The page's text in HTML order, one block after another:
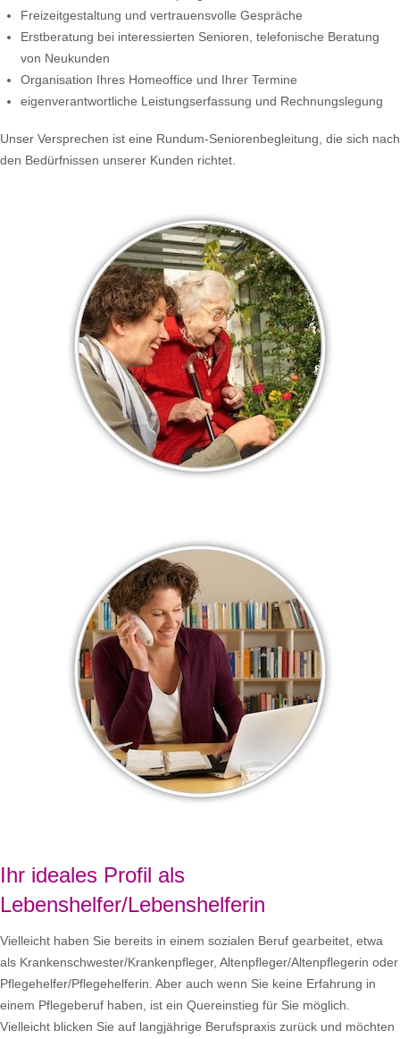
Freizeitgestaltung und vertrauensvolle Gespräche
Erstberatung bei interessierten Senioren, telefonische Beratung
von Neukunden
Organisation Ihres Homeoffice und Ihrer Termine
eigenverantwortliche Leistungserfassung und Rechnungslegung
Unser Versprechen ist eine Rundum-Seniorenbegleitung, die sich nach
den Bedürfnissen unserer Kunden richtet.
Ihr ideales Profil als
Lebenshelfer/Lebenshelferin
Vielleicht haben Sie bereits in einem sozialen Beruf gearbeitet, etwa
als Krankenschwester/Krankenpfleger, Altenpfleger/Altenpflegerin oder
Pflegehelfer/Pflegehelferin. Aber auch wenn Sie keine Erfahrung in
einem Pflegeberuf haben, ist ein Quereinstieg für Sie möglich.
Vielleicht blicken Sie auf langjährige Berufspraxis zurück und möchten